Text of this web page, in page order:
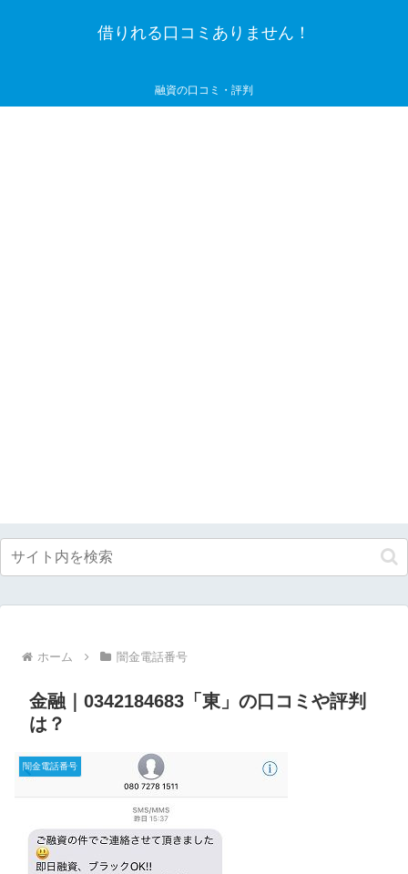
借りれる口コミありません！
融資の口コミ・評判
ホーム 闇金電話番号
金融｜0342184683「東」の口コミや評判
は？
闇金電話番号